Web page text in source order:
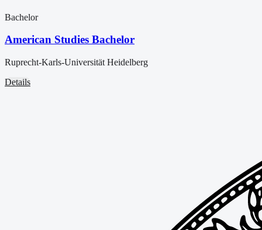
Bachelor
American Studies Bachelor
Ruprecht-Karls-Universität Heidelberg
Details